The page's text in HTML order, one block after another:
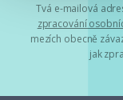
Tvá e-mailová
zpracování
mezích obecně
jak